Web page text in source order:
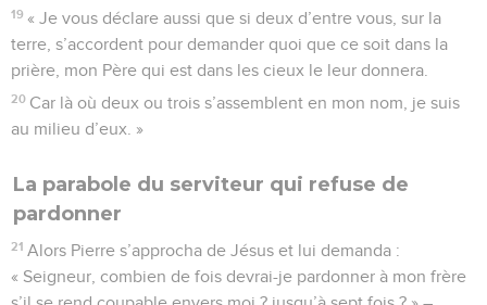
19 « Je vous déclare aussi que si deux d’entre vous, sur la
terre, s’accordent pour demander quoi que ce soit dans la
prière, mon Père qui est dans les cieux le leur donnera.
20 Car là où deux ou trois s’assemblent en mon nom, je suis
au milieu d’eux. »
La parabole du serviteur qui refuse de
pardonner
21 Alors Pierre s’approcha de Jésus et lui demanda :
« Seigneur, combien de fois devrai-je pardonner à mon frère